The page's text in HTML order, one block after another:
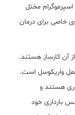
مختل
خاصی برای درمان
آن کارساز هستند.
واریکوسل است.
هستند و
بارداری خود